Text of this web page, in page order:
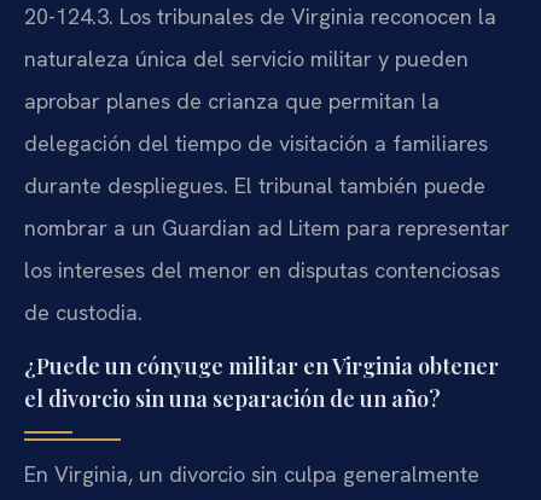
20-124.3. Los tribunales de Virginia reconocen la
naturaleza única del servicio militar y pueden
aprobar planes de crianza que permitan la
delegación del tiempo de visitación a familiares
durante despliegues. El tribunal también puede
nombrar a un Guardian ad Litem para representar
los intereses del menor en disputas contenciosas
de custodia.
¿Puede un cónyuge militar en Virginia obtener
el divorcio sin una separación de un año?
En Virginia, un divorcio sin culpa generalmente